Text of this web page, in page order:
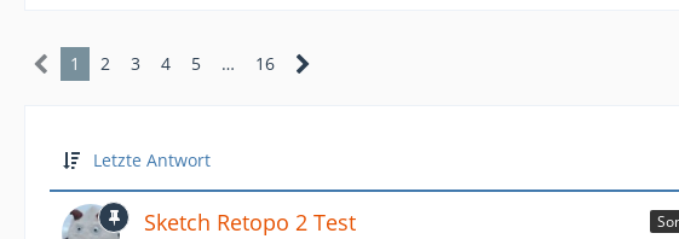
1 2 3 4 5 … 16
Letzte Antwort
Sketch Retopo 2 Test